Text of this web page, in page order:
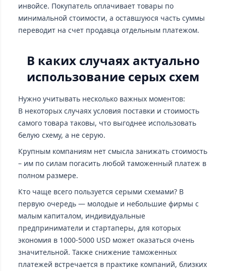
инвойсе. Покупатель оплачивает товары по
минимальной стоимости, а оставшуюся часть суммы
переводит на счет продавца отдельным платежом.
В каких случаях актуально
использование серых схем
Нужно учитывать несколько важных моментов:
В некоторых случаях условия поставки и стоимость
самого товара таковы, что выгоднее использовать
белую схему, а не серую.
Крупным компаниям нет смысла занижать стоимость
– им по силам погасить любой таможенный платеж в
полном размере.
Кто чаще всего пользуется серыми схемами? В
первую очередь — молодые и небольшие фирмы с
малым капиталом, индивидуальные
предприниматели и стартаперы, для которых
экономия в 1000-5000 USD может оказаться очень
значительной. Также снижение таможенных
платежей встречается в практике компаний, близких